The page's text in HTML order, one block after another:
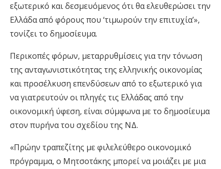
εξωτερικό και δεσμευόμενος ότι θα ελευθερώσει την
Ελλάδα από φόρους που ‘τιμωρούν την επιτυχία’»,
τονίζει το δημοσίευμα.
Περικοπές φόρων, μεταρρυθμίσεις για την τόνωση
της ανταγωνιστικότητας της ελληνικής οικονομίας
και προσέλκυση επενδύσεων από το εξωτερικό για
να γιατρευτούν οι πληγές τις Ελλάδας από την
οικονομική ύφεση, είναι σύμφωνα με το δημοσίευμα
στον πυρήνα του σχεδίου της ΝΔ.
«Πρώην τραπεζίτης με φιλελεύθερο οικονομικό
πρόγραμμα, ο Μητσοτάκης μπορεί να μοιάζει με μια